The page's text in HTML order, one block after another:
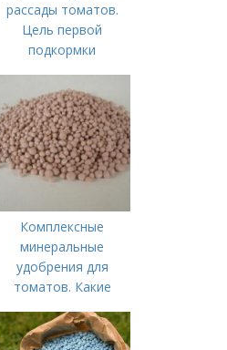
рассады томатов.
Цель первой
подкормки
Комплексные
минеральные
удобрения для
томатов. Какие
используются для